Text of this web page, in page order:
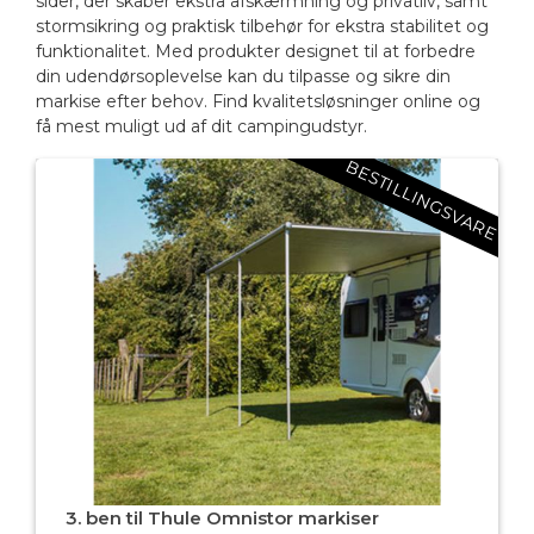
stormsikring og praktisk tilbehør for ekstra stabilitet og
funktionalitet. Med produkter designet til at forbedre
din udendørsoplevelse kan du tilpasse og sikre din
markise efter behov. Find kvalitetsløsninger online og
få mest muligt ud af dit campingudstyr.
BESTILLINGSVARE
3. ben til Thule Omnistor markiser